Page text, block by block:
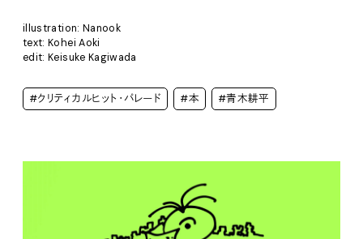
illustration: Nanook
text: Kohei Aoki
edit: Keisuke Kagiwada
#クリティカルヒット・パレード #本 #青木耕平